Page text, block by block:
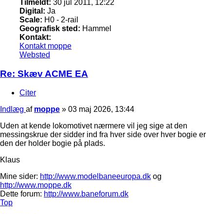
Tilmeldt: 30 jul 2011, 12:22
Digital: Ja
Scale: H0 - 2-rail
Geografisk sted: Hammel
Kontakt:
Kontakt moppe
Websted
Re: Skæv ACME EA
Citer
Indlæg af moppe » 03 maj 2026, 13:44
Uden at kende lokomotivet nærmere vil jeg sige at den
messingskrue der sidder ind fra hver side over hver bogie er
den der holder bogie på plads.
Klaus
Mine sider: http://www.modelbaneeuropa.dk og
http://www.moppe.dk
Dette forum: http://www.baneforum.dk
Top